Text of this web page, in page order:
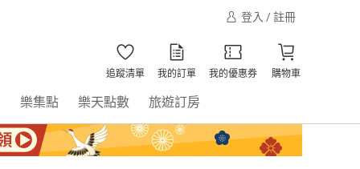
登入 / 註冊
追蹤清單 我的訂單 我的優惠券 購物車
樂集點 樂天點數 旅遊訂房